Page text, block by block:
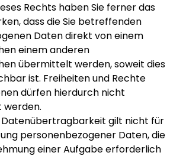
Rechts haben Sie ferner das
dass die Sie betreffenden
Daten direkt von einem
einem anderen
übermittelt werden, soweit dies
ist. Freiheiten und Rechte
dürfen hierdurch nicht
Datenübertragbarkeit gilt nicht für
personenbezogener Daten, die
einer Aufgabe erforderlich